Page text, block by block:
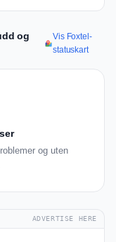
og
Vis Foxtel-
statuskart
og uten
ADVERTISE HERE